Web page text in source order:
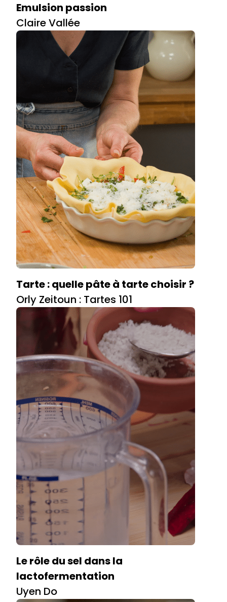
Emulsion passion
Claire Vallée
Tarte : quelle pâte à tarte choisir ?
Orly Zeitoun : Tartes 101
Le rôle du sel dans la
lactofermentation
Uyen Do